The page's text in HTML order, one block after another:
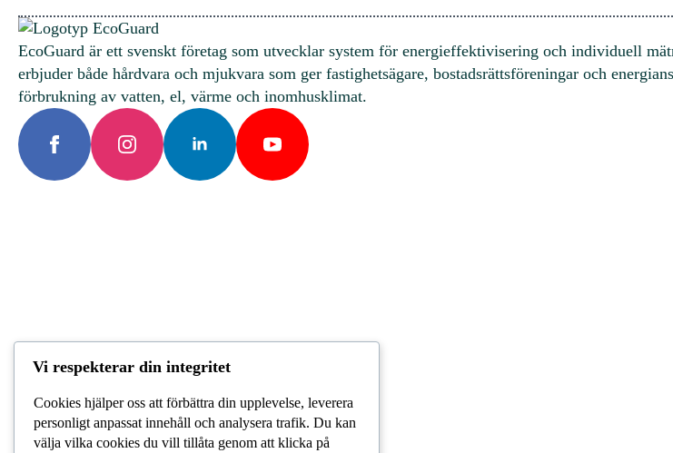
EcoGuard är ett svenskt företag som utvecklar system för energieffektivisering och individuell
erbjuder både hårdvara och mjukvara som ger fastighetsägare, bostadsrättsföreningar och
förbrukning av vatten, el, värme och inomhusklimat.
2026
Copyright EcoGuard AB
Vi respekterar din integritet
Cookies hjälper oss att förbättra din upplevelse, leverera
personligt anpassat innehåll och analysera trafik. Du kan
välja vilka cookies du vill tillåta genom att klicka på